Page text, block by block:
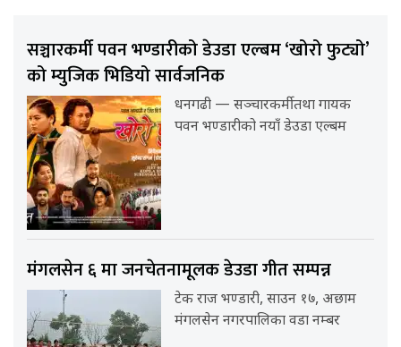
सञ्चारकर्मी पवन भण्डारीको डेउडा एल्बम ‘खोरो फुट्यो’
को म्युजिक भिडियो सार्वजनिक
धनगढी — सञ्चारकर्मी तथा गायक
पवन भण्डारीको नयाँ डेउडा एल्बम
मंगलसेन ६ मा जनचेतनामूलक डेउडा गीत सम्पन्न
टेक राज भण्डारी, साउन १७, अछाम
मंगलसेन नगरपालिका वडा नम्बर